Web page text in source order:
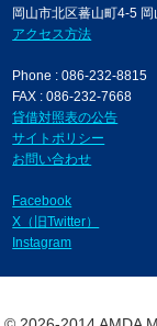
岡山市北区蕃山町4-5
アクセス方法
Phone : 086-232-8815
FAX : 086-232-7668
貸借対照表の公告
サイトポリシー
お問い合わせ
Facebook
X（旧Twitter）
Instagram